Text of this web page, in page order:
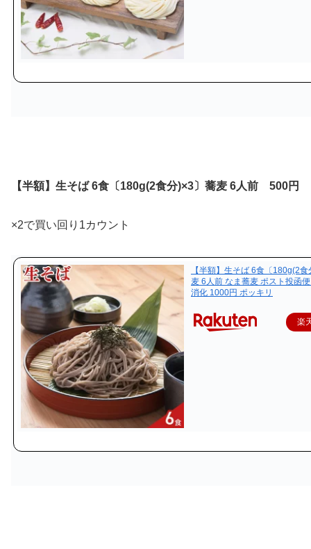
【半額】生そば 6食〔180g(2食分)×3〕蕎麦 6人前 500円
×2で買い回り1カウント
【半額】生そば 6食〔180g(2
麦 6人前 なま蕎麦 ポスト投函
消化 1000円 ポッキリ
楽